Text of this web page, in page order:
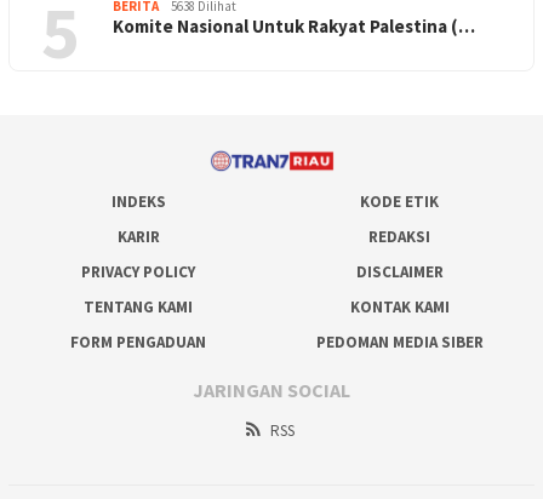
5 BERITA 5638 Dilihat
Komite Nasional Untuk Rakyat Palestina (…
INDEKS
KODE ETIK
KARIR
REDAKSI
PRIVACY POLICY
DISCLAIMER
TENTANG KAMI
KONTAK KAMI
FORM PENGADUAN
PEDOMAN MEDIA SIBER
JARINGAN SOCIAL
RSS